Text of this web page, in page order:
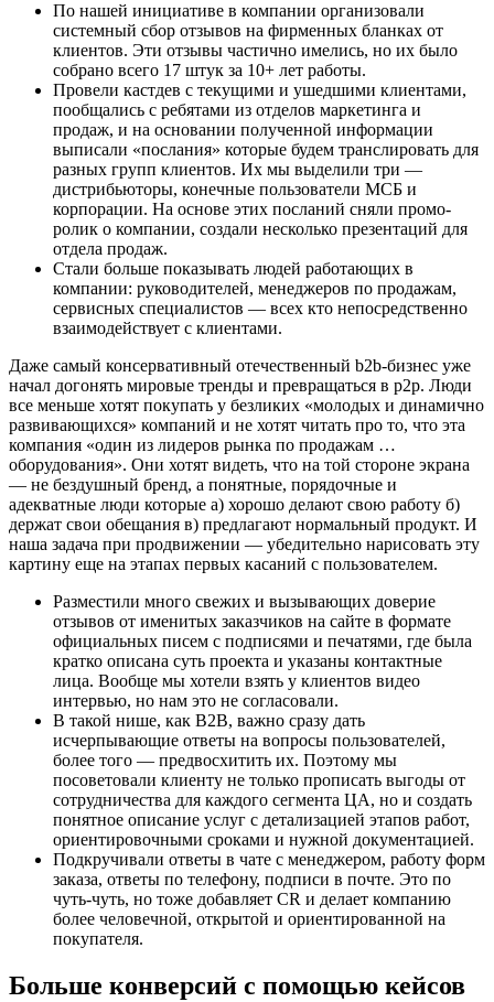
По нашей инициативе в компании организовали
системный сбор отзывов на фирменных бланках от
клиентов. Эти отзывы частично имелись, но их было
собрано всего 17 штук за 10+ лет работы.
Провели кастдев с текущими и ушедшими клиентами,
пообщались с ребятами из отделов маркетинга и
продаж, и на основании полученной информации
выписали «послания» которые будем транслировать для
разных групп клиентов. Их мы выделили три —
дистрибьюторы, конечные пользователи МСБ и
корпорации. На основе этих посланий сняли промо-
ролик о компании, создали несколько презентаций для
отдела продаж.
Стали больше показывать людей работающих в
компании: руководителей, менеджеров по продажам,
сервисных специалистов — всех кто непосредственно
взаимодействует с клиентами.
Даже самый консервативный отечественный b2b-бизнес уже
начал догонять мировые тренды и превращаться в p2p. Люди
все меньше хотят покупать у безликих «молодых и динамично
развивающихся» компаний и не хотят читать про то, что эта
компания «один из лидеров рынка по продажам …
оборудования». Они хотят видеть, что на той стороне экрана
— не бездушный бренд, а понятные, порядочные и
адекватные люди которые а) хорошо делают свою работу б)
держат свои обещания в) предлагают нормальный продукт. И
наша задача при продвижении — убедительно нарисовать эту
картину еще на этапах первых касаний с пользователем.
Разместили много свежих и вызывающих доверие
отзывов от именитых заказчиков на сайте в формате
официальных писем с подписями и печатями, где была
кратко описана суть проекта и указаны контактные
лица. Вообще мы хотели взять у клиентов видео
интервью, но нам это не согласовали.
В такой нише, как B2B, важно сразу дать
исчерпывающие ответы на вопросы пользователей,
более того — предвосхитить их. Поэтому мы
посоветовали клиенту не только прописать выгоды от
сотрудничества для каждого сегмента ЦА, но и создать
понятное описание услуг с детализацией этапов работ,
ориентировочными сроками и нужной документацией.
Подкручивали ответы в чате с менеджером, работу форм
заказа, ответы по телефону, подписи в почте. Это по
чуть-чуть, но тоже добавляет CR и делает компанию
более человечной, открытой и ориентированной на
покупателя.
Больше конверсий с помощью кейсов